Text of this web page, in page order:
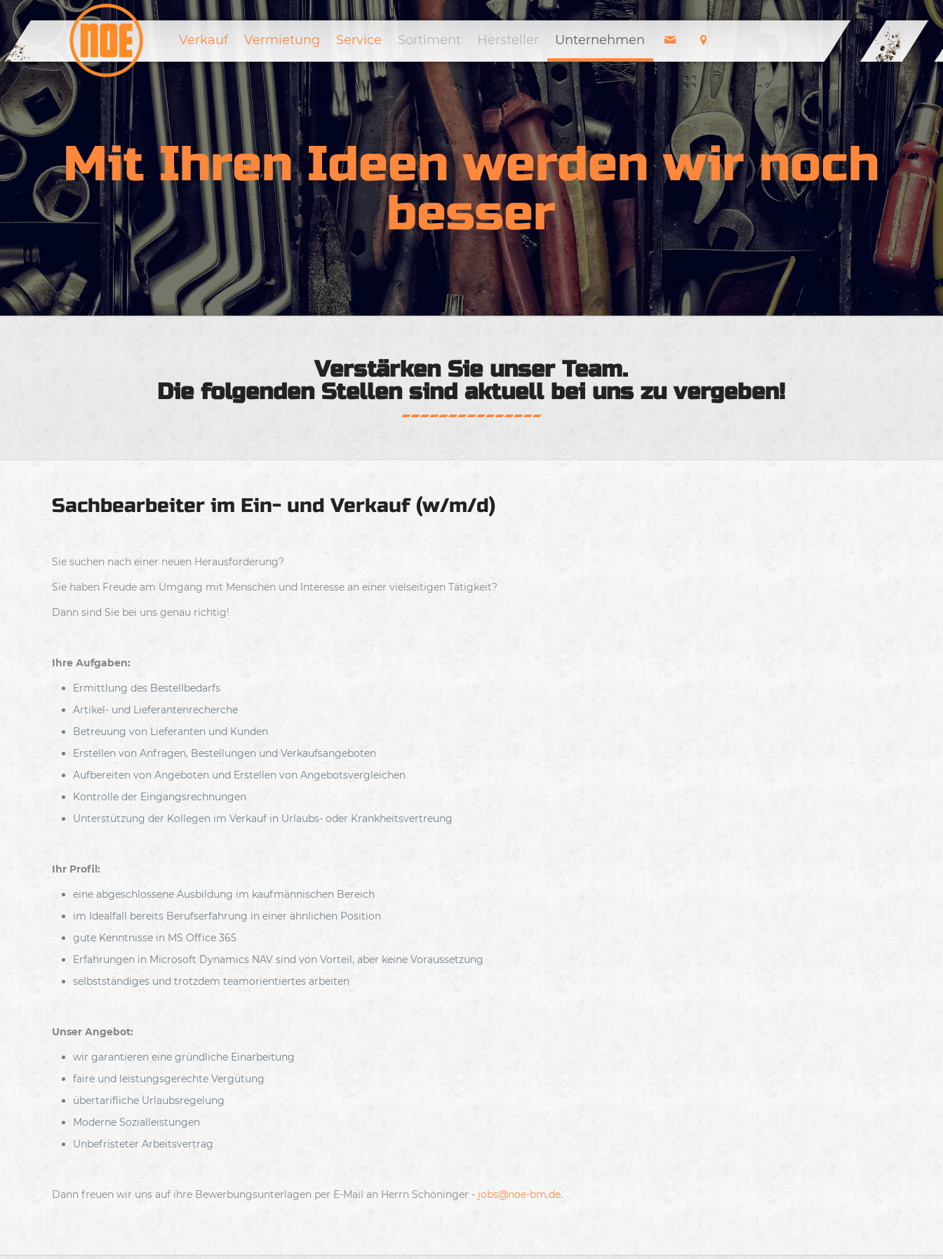
Verkauf Vermietung Service Sortiment Hersteller Unternehmen
Mit Ihren Ideen werden wir noch
besser
Verstärken Sie unser Team.
Die folgenden Stellen sind aktuell bei uns zu vergeben!
Sachbearbeiter im Ein- und Verkauf (w/m/d)
Sie suchen nach einer neuen Herausforderung?
Sie haben Freude am Umgang mit Menschen und Interesse an einer vielseitigen Tätigkeit?
Dann sind Sie bei uns genau richtig!
Ihre Aufgaben:
Ermittlung des Bestellbedarfs
Artikel- und Lieferantenrecherche
Betreuung von Lieferanten und Kunden
Erstellen von Anfragen, Bestellungen und Verkaufsangeboten
Aufbereiten von Angeboten und Erstellen von Angebotsvergleichen
Kontrolle der Eingangsrechnungen
Unterstützung der Kollegen im Verkauf in Urlaubs- oder Krankheitsvertreung
Ihr Profil:
eine abgeschlossene Ausbildung im kaufmännischen Bereich
im Idealfall bereits Berufserfahrung in einer ähnlichen Position
gute Kenntnisse in MS Office 365
Erfahrungen in Microsoft Dynamics NAV sind von Vorteil, aber keine Voraussetzung
selbstständiges und trotzdem teamorientiertes arbeiten
Unser Angebot:
wir garantieren eine gründliche Einarbeitung
faire und leistungsgerechte Vergütung
übertarifliche Urlaubsregelung
Moderne Sozialleistungen
Unbefristeter Arbeitsvertrag
Dann freuen wir uns auf ihre Bewerbungsunterlagen per E-Mail an Herrn Schöninger - jobs@noe-bm.de.